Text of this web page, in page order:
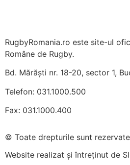
RugbyRomania.ro este site-ul
Române de Rugby.
Bd. Mărăști nr. 18-20, sector 1,
Telefon: 031.1000.500
Fax: 031.1000.400
© Toate drepturile sunt
Website realizat și întreținut de